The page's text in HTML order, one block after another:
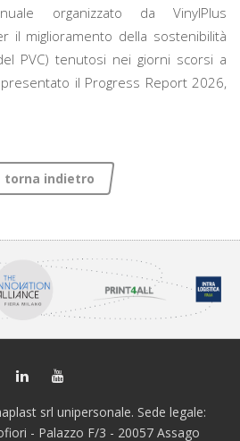
organizzato da VinylPlus
il miglioramento della sostenibilità
PVC) tenutosi nei giorni scorsi a
il Progress Report 2026,
indietro
srl unipersonale. Sede legale:
- Palazzo F/3 - 20057 Assago